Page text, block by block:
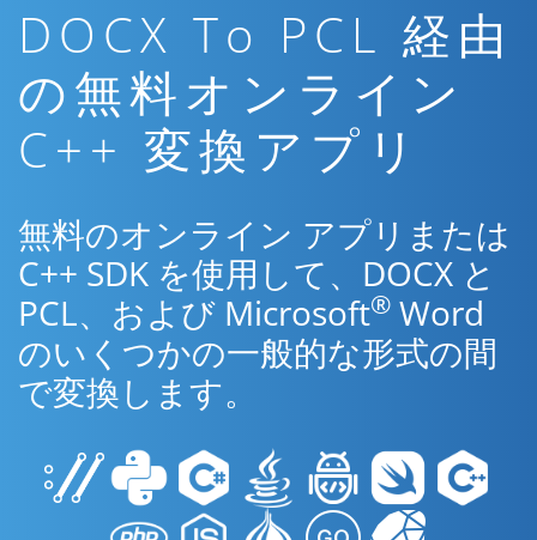
DOCX To PCL 経由
の無料オンライン
C++ 変換アプリ
無料のオンライン アプリまたは
C++ SDK を使用して、DOCX と
PCL、および Microsoft® Word
のいくつかの一般的な形式の間
で変換します。